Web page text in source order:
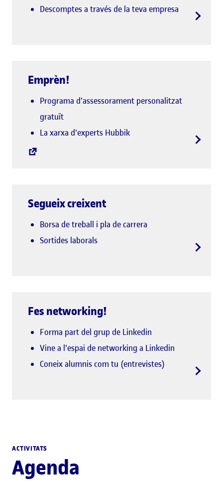
Descomptes a través de la teva empresa
Emprèn!
Programa d'assessorament personalitzat
gratuït
La xarxa d'experts Hubbik
Segueix creixent
Borsa de treball i pla de carrera
Sortides laborals
Fes networking!
Forma part del grup de Linkedin
Vine a l'espai de networking a Linkedin
Coneix alumnis com tu (entrevistes)
ACTIVITATS
Agenda